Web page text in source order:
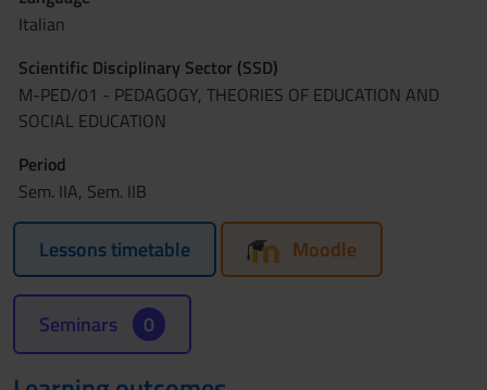
Italian
Scientific Disciplinary Sector (SSD)
M-PED/01 - PEDAGOGY, THEORIES OF EDUCATION AND
SOCIAL EDUCATION
Period
Sem. IIA, Sem. IIB
Lessons timetable Moodle
Seminars 0